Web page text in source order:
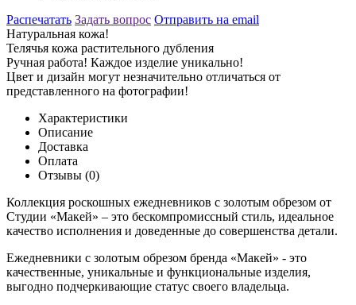
Распечатать Задать вопрос Отправить на email
Натуральная кожа!
Телячья кожа растительного дубления
Ручная работа! Каждое изделие уникально!
Цвет и дизайн могут незначительно отличаться от
представленного на фотографии!
Характеристики
Описание
Доставка
Оплата
Отзывы (0)
Коллекция роскошных ежедневников с золотым обрезом от
Студии «Макей» – это бескомпромиссный стиль, идеальное
качество исполнения и доведенные до совершенства детали.
Ежедневники с золотым обрезом бренда «Макей» - это
качественные, уникальные и функциональные изделия,
выгодно подчеркивающие статус своего владельца.